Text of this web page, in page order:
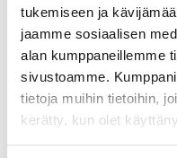
tukemiseen ja
jaamme sosiaalisen
alan kumppaneillemme
sivustoamme.
tietoja muihin tietoihin,
kerätty, kun olet
Määrä pakkauksessa:
7
Yksikkö:
kpl